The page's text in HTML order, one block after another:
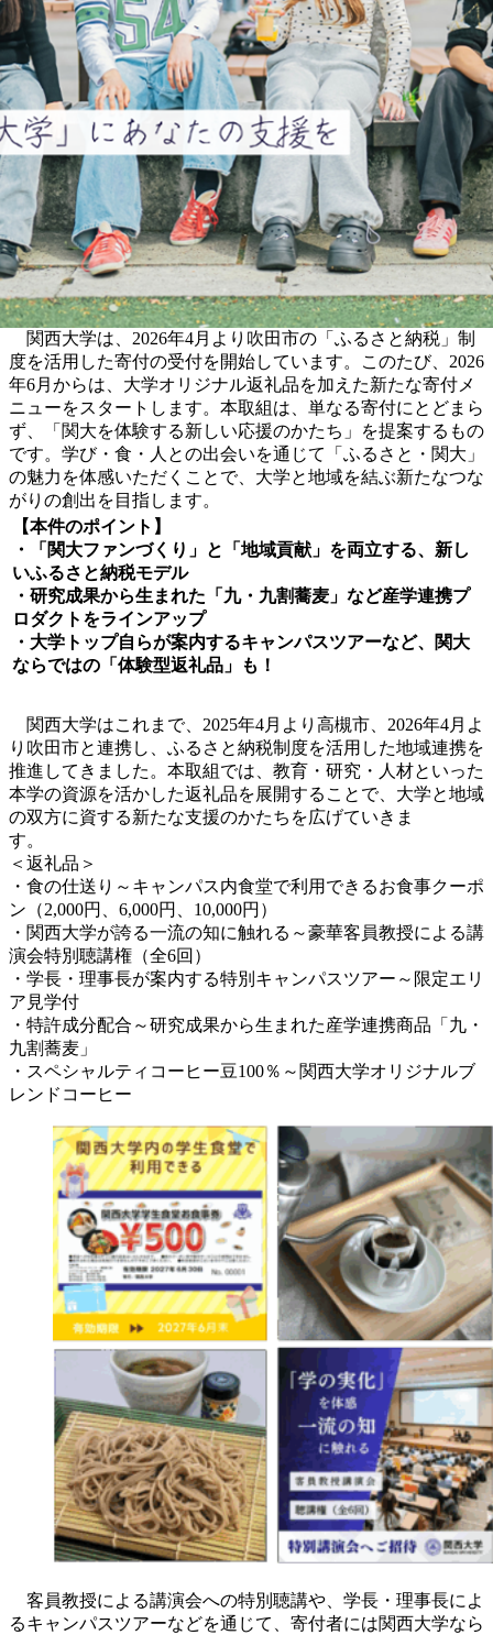
関西大学は、2026年4月より吹田市の「ふるさと納税」制
度を活用した寄付の受付を開始しています。このたび、2026
年6月からは、大学オリジナル返礼品を加えた新たな寄付メ
ニューをスタートします。本取組は、単なる寄付にとどまら
ず、「関大を体験する新しい応援のかたち」を提案するもの
です。学び・食・人との出会いを通じて「ふるさと・関大」
の魅力を体感いただくことで、大学と地域を結ぶ新たなつな
がりの創出を目指します。
【本件のポイント】
・「関大ファンづくり」と「地域貢献」を両立する、新し
いふるさと納税モデル
・研究成果から生まれた「九・九割蕎麦」など産学連携プ
ロダクトをラインアップ
・大学トップ自らが案内するキャンパスツアーなど、関大
ならではの「体験型返礼品」も！
関西大学はこれまで、2025年4月より高槻市、2026年4月よ
り吹田市と連携し、ふるさと納税制度を活用した地域連携を
推進してきました。本取組では、教育・研究・人材といった
本学の資源を活かした返礼品を展開することで、大学と地域
の双方に資する新たな支援のかたちを広げていきま
す。
＜返礼品＞
・食の仕送り～キャンパス内食堂で利用できるお食事クーポ
ン（2,000円、6,000円、10,000円）
・関西大学が誇る一流の知に触れる～豪華客員教授による講
演会特別聴講権（全6回）
・学長・理事長が案内する特別キャンパスツアー～限定エリ
ア見学付
・特許成分配合～研究成果から生まれた産学連携商品「九・
九割蕎麦」
・スペシャルティコーヒー豆100％～関西大学オリジナルブ
レンドコーヒー
客員教授による講演会への特別聴講や、学長・理事長によ
るキャンパスツアーなどを通じて、寄付者には関西大学なら